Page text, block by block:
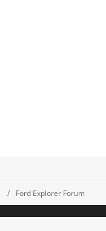
Ford Explorer Forum